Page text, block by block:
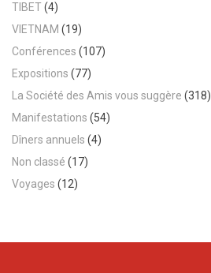
TIBET(4)
VIETNAM (19)
Conférences (107)
Expositions (77)
La Société des Amis vous suggère (318)
Manifestations (54)
Dîners annuels (4)
Non classé (17)
Voyages (12)